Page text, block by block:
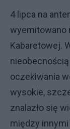
4 lipca na
wyemitowano
Kabaretowej.
oczekiwania
wysokie,
znalazło się
między innymi